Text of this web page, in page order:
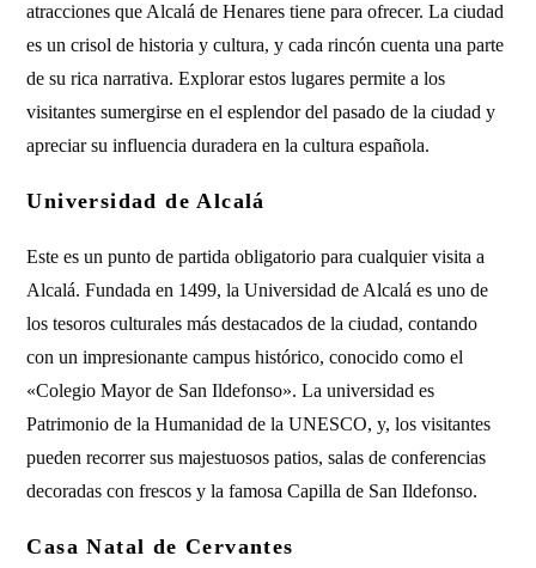
atracciones que Alcalá de Henares tiene para ofrecer. La ciudad
es un crisol de historia y cultura, y cada rincón cuenta una parte
de su rica narrativa. Explorar estos lugares permite a los
visitantes sumergirse en el esplendor del pasado de la ciudad y
apreciar su influencia duradera en la cultura española.
Universidad de Alcalá
Este es un punto de partida obligatorio para cualquier visita a
Alcalá. Fundada en 1499, la Universidad de Alcalá es uno de
los tesoros culturales más destacados de la ciudad, contando
con un impresionante campus histórico, conocido como el
«Colegio Mayor de San Ildefonso». La universidad es
Patrimonio de la Humanidad de la UNESCO, y, los visitantes
pueden recorrer sus majestuosos patios, salas de conferencias
decoradas con frescos y la famosa Capilla de San Ildefonso.
Casa Natal de Cervantes